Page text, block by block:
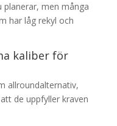
planerar, men många
har låg rekyl och
kaliber för
allroundalternativ,
de uppfyller kraven